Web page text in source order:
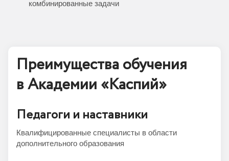
комбинированные задачи
Преимущества обучения
в Академии «Каспий»
Педагоги и наставники
Квалифицированные специалисты в области
дополнительного образования